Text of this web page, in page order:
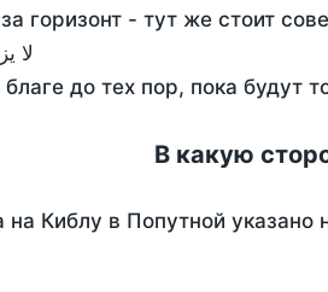
горизонт - тут же стоит
لا
до тех пор, пока
В какую
Киблу в Попутной